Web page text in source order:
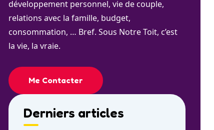
développement personnel, vie de couple,
relations avec la famille, budget,
consommation, … Bref. Sous Notre Toit, c’est
la vie, la vraie.
Me Contacter
Derniers articles